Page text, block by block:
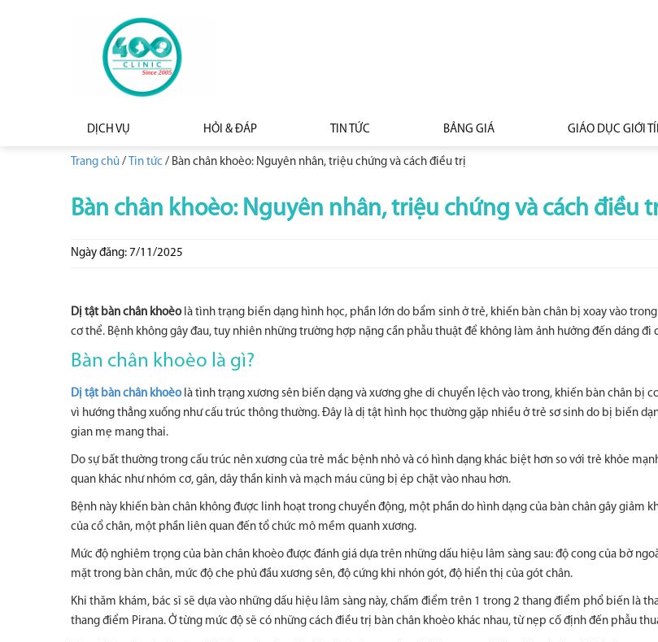
DỊCH VỤ HỎI & ĐÁP TIN TỨC BẢNG GIÁ GIÁO DỤC GIỚI
Trang chủ / Tin tức / Bàn chân khoèo: Nguyên nhân, triệu chứng và cách điều trị
Bàn chân khoèo: Nguyên nhân, triệu chứng và cách điều
Ngày đăng: 7/11/2025
Dị tật bàn chân khoèolà tình trạng biến dạng hình học, phần lớn do bẩm sinh ở trẻ, khiến bàn chân bị xoay vào
cơ thể. Bệnh không gây đau, tuy nhiên những trường hợp nặng cần phẫu thuật để không làm ảnh hưởng đến dáng đi
Bàn chân khoèo là gì?
Dị tật bàn chân khoèolà tình trạng xương sên biến dạng và xương ghe di chuyển lệch vào trong, khiến bàn chân bị
vì hướng thẳng xuống như cấu trúc thông thường. Đây là dị tật hình học thường gặp nhiều ở trẻ sơ sinh do bị biến
gian mẹ mang thai.
Do sự bất thường trong cấu trúc nên xương của trẻ mắc bệnh nhỏ và có hình dạng khác biệt hơn so với trẻ khỏe
quan khác như nhóm cơ, gân, dây thần kinh và mạch máu cũng bị ép chặt vào nhau hơn.
Bệnh này khiến bàn chân không được linh hoạt trong chuyển động, một phần do hình dạng của bàn chân gây giảm
của cổ chân, một phần liên quan đến tổ chức mô mềm quanh xương.
Mức độ nghiêm trọng của bàn chân khoèo được đánh giá dựa trên những dấu hiệu lâm sàng sau: độ cong của bờ
mặt trong bàn chân, mức độ che phủ đầu xương sên, độ cứng khi nhón gót, độ hiển thị của gót chân.
Khi thăm khám, bác sĩ sẽ dựa vào những dấu hiệu lâm sàng này, chấm điểm trên 1 trong 2 thang điểm phổ biến là
thang điểm Pirana. Ở từng mức độ sẽ có những cách điều trị bàn chân khoèo khác nhau, từ nẹp cố định đến phẫu